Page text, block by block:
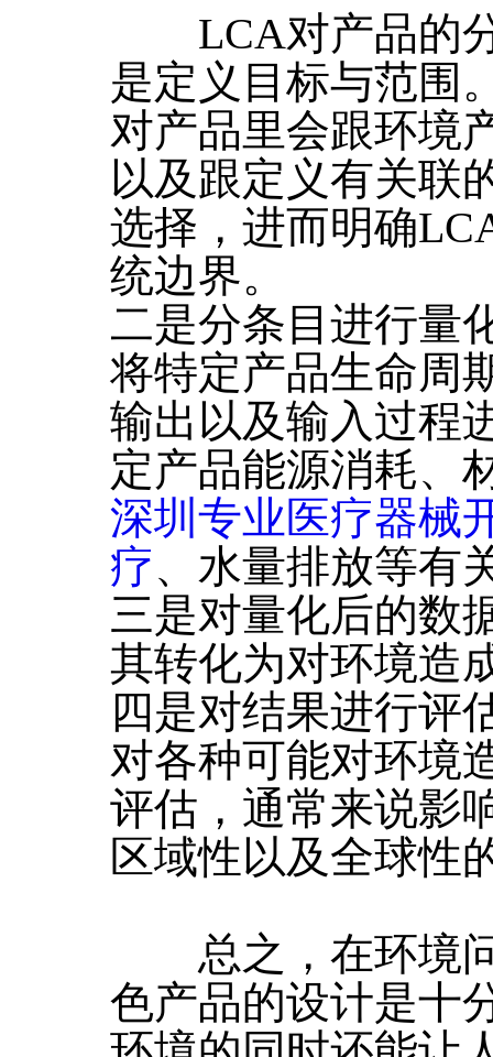
LCA对产品的分
是定义目标与范围
对产品里会跟环境
以及跟定义有关联
选择，进而明确
统边界。
二是分条目进行量
将特定产品生命周
输出以及输入过程
定产品能源消耗、
深圳专业医疗器械
疗、水量排放等有
三是对量化后的数
其转化为对环境造
四是对结果进行评
对各种可能对环境
评估，通常来说影
区域性以及全球性
总之，在环境问
色产品的设计是十